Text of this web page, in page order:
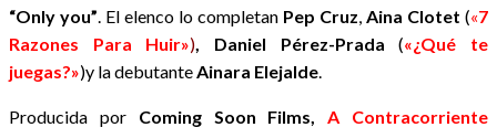
“Only you”. El elenco lo completan Pep Cruz, Aina Clotet («7
Razones Para Huir»), Daniel Pérez-Prada («¿Qué te
juegas?»)y la debutanteAinara Elejalde.
Producida por Coming Soon Films,A Contracorriente